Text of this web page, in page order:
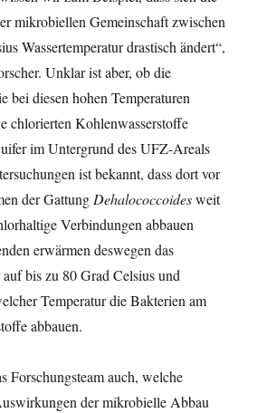
mikrobiellen Gemeinschaft zwischen
Wassertemperatur drastisch ändert“,
Unklar ist aber, ob die
bei diesen hohen Temperaturen
chlorierten Kohlenwasserstoffe
im Untergrund des UFZ-Areals
ist bekannt, dass dort vor
der GattungDehalococcoidesweit
Verbindungen abbauen
erwärmen deswegen das
auf bis zu 80 Grad Celsius und
Temperatur die Bakterien am
abbauen.
Forschungsteam auch, welche
der mikrobielle Abbau